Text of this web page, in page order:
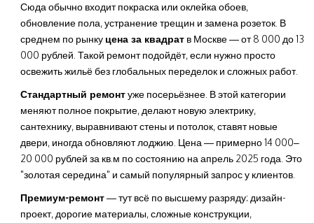
Сюда обычно входит покраска или оклейка обоев,
обновление пола, устранение трещин и замена розеток. В
среднем по рынку цена за квадрат в Москве — от 8 000 до 13
000 рублей. Такой ремонт подойдёт, если нужно просто
освежить жильё без глобальных переделок и сложных работ.
Стандартный ремонтуже посерьёзнее. В этой категории
меняют полное покрытие, делают новую электрику,
сантехнику, выравнивают стены и потолок, ставят новые
двери, иногда обновляют лоджию. Цена — примерно 14 000–
20 000 рублей за кв.м по состоянию на апрель 2025 года. Это
"золотая середина" и самый популярный запрос у клиентов.
Премиум-ремонт— тут всё по высшему разряду: дизайн-
проект, дорогие материалы, сложные конструкции,